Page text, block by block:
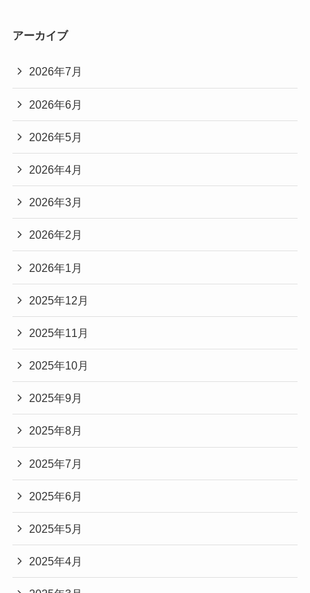
アーカイブ
2026年7月
2026年6月
2026年5月
2026年4月
2026年3月
2026年2月
2026年1月
2025年12月
2025年11月
2025年10月
2025年9月
2025年8月
2025年7月
2025年6月
2025年5月
2025年4月